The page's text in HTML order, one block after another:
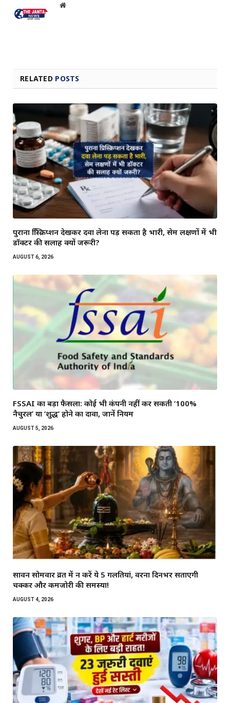
Website
RELATED POSTS
पुराना प्रिस्क्रिप्शन देखकर दवा लेना पड़ सकता है भारी, सेम लक्षणों में भी
डॉक्टर की सलाह क्यों जरूरी?
AUGUST 6, 2026
FSSAI का बड़ा फैसला: कोई भी कंपनी नहीं कर सकती ‘100%
नैचुरल’ या ‘शुद्ध’ होने का दावा, जानें नियम
AUGUST 5, 2026
सावन सोमवार व्रत में न करें ये 5 गलतियां, वरना दिनभर सताएगी
चक्कर और कमजोरी की समस्या!
AUGUST 4, 2026